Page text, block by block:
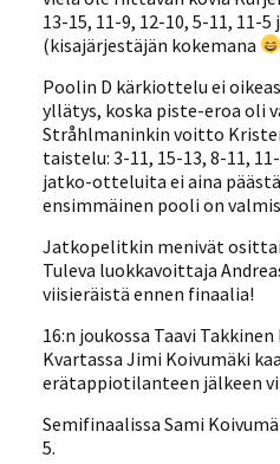
13-15, 11-9, 12-10, 5-11, 11-
(kisajärjestäjän kokemana
Poolin D kärkiottelu ei
yllätys, koska piste-eroa oli
Stråhlmaninkin voitto
taistelu: 3-11, 15-13, 8-11,
jatko-otteluita ei aina
ensimmäinen pooli on
Jatkopelitkin menivät
Tuleva luokkavoittaja
viisieräistä ennen finaalia!
16:n joukossa Taavi
Kvartassa Jimi Koivumäki
erätappiotilanteen jälkeen
Semifinaalissa Sami
5.